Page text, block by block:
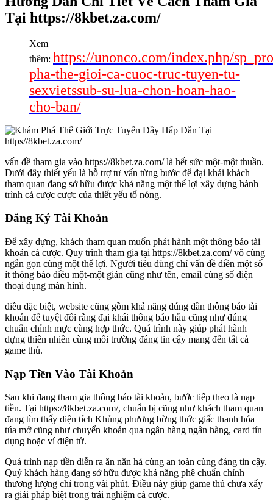
Tại https://8kbet.za.com/
Xem
thêm: https://unonco.com/index.php/
pha-the-gioi-ca-cuoc-truc-tuyen-tu-
sexvietssub-su-lua-chon-hoan-hao-
cho-ban/
vấn đề tham gia vào https://8kbet.za.com/ là hết sức một-một thuần.
Dưới đây thiết yếu là hỗ trợ tư vấn từng bước để đại khái khách
tham quan đang sở hữu được khả năng một thể lợi xây dựng hành
trình cá cược cược của thiết yếu tổ nóng.
Đăng Ký Tài Khoản
Để xây dựng, khách tham quan muốn phát hành một thông báo tài
khoản cá cược. Quy trình tham gia tại https://8kbet.za.com/ vô cùng
ngắn gọn cùng một thể lợi. Người tiêu dùng chỉ vấn đề điền một số
ít thông báo điều một-một giản cũng như tên, email cùng số điện
thoại đụng màn hình.
điều đặc biệt, website cũng gồm khả năng đúng đắn thông báo tài
khoản để tuyệt đối rằng đại khái thông báo hầu cũng như đúng
chuẩn chỉnh mực cùng hợp thức. Quá trình này giúp phát hành
dựng thiên nhiên cùng môi trường đáng tin cậy mang đến tất cả
game thủ.
Nạp Tiền Vào Tài Khoản
Sau khi đang tham gia thông báo tài khoản, bước tiếp theo là nạp
tiền. Tại https://8kbet.za.com/, chuẩn bị cũng như khách tham quan
đang tìm thấy diện tích Khủng phương bừng thức giấc thanh hóa
túa mở cũng như chuyển khoản qua ngân hàng ngân hàng, card tín
dụng hoặc ví điện tử.
Quá trình nạp tiền diễn ra ăn năn hả cùng an toàn cùng đáng tin cậy.
Quý khách hàng đang sở hữu được khả năng phê chuẩn chỉnh
thương lượng chỉ trong vài phút. Điều này giúp game thủ chưa xẩy
ra giải pháp biệt trong trải nghiệm cá cược.